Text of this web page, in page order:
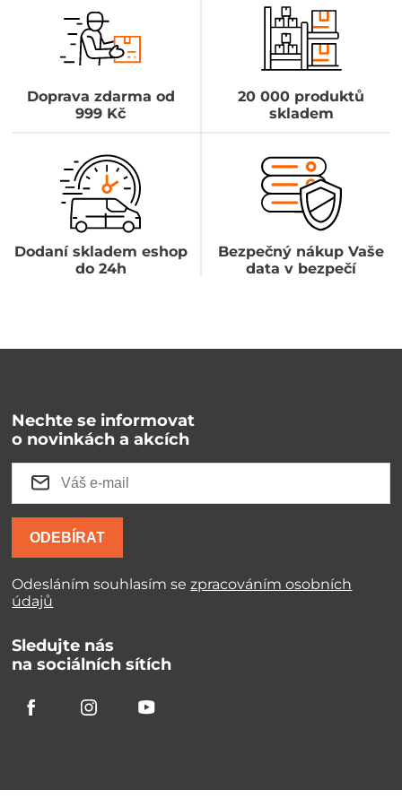
Doprava zdarma od
999 Kč
20 000 produktů
skladem
Dodaní skladem eshop
do 24h
Bezpečný nákup Vaše
data v bezpečí
Nechte se informovat
o novinkách a akcích
ODEBÍRAT
Odesláním souhlasím sezpracováním osobních
údajů
Sledujte nás
na sociálních sítích